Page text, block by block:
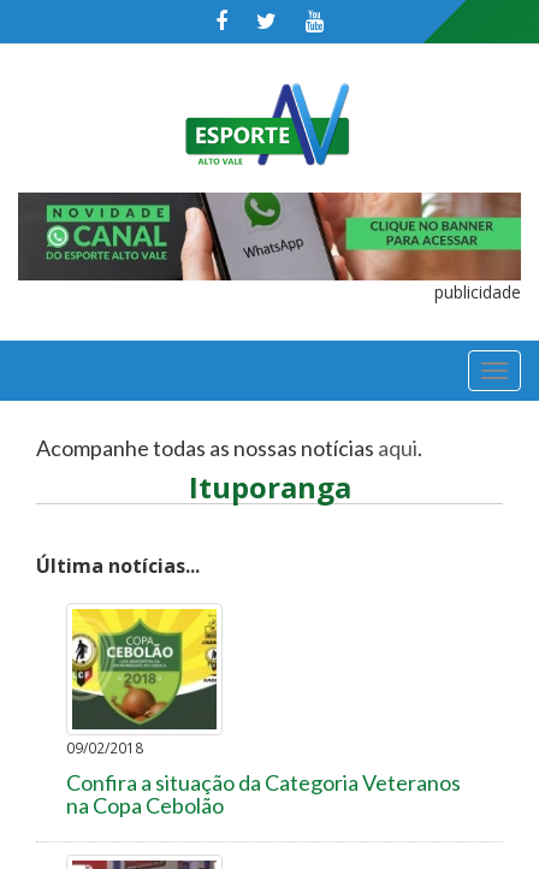
publicidade
Acompanhe todas as nossas notícias aqui.
Ituporanga
Última notícias...
09/02/2018
Confira a situação da Categoria Veteranos
na Copa Cebolão